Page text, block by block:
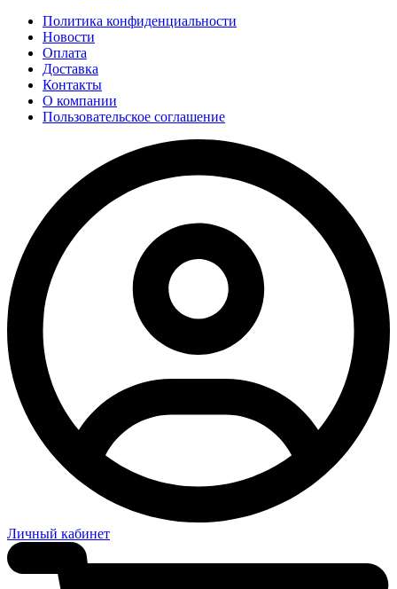
Политика конфиденциальности
Новости
Оплата
Доставка
Контакты
О компании
Пользовательское соглашение
Личный кабинет